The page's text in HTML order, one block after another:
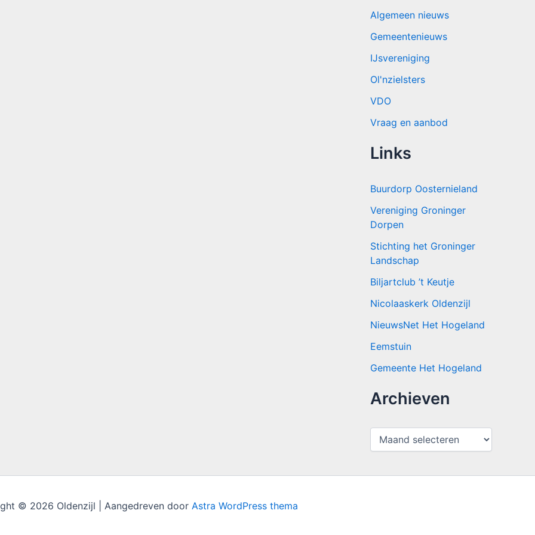
Algemeen nieuws
Gemeentenieuws
IJsvereniging
Ol'nzielsters
VDO
Vraag en aanbod
Links
Buurdorp Oosternieland
Vereniging Groninger
Dorpen
Stichting het Groninger
Landschap
Biljartclub ’t Keutje
Nicolaaskerk Oldenzijl
NieuwsNet Het Hogeland
Eemstuin
Gemeente Het Hogeland
Archieven
A
© 2026 Oldenzijl | Aangedreven door Astra WordPress thema